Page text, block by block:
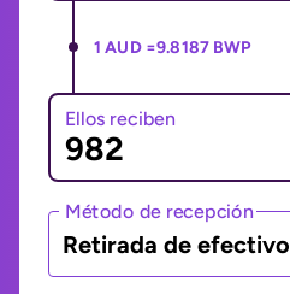
1 AUD =9.8187 BWP
Ellos reciben
Método de recepción
Retirada de efectivo